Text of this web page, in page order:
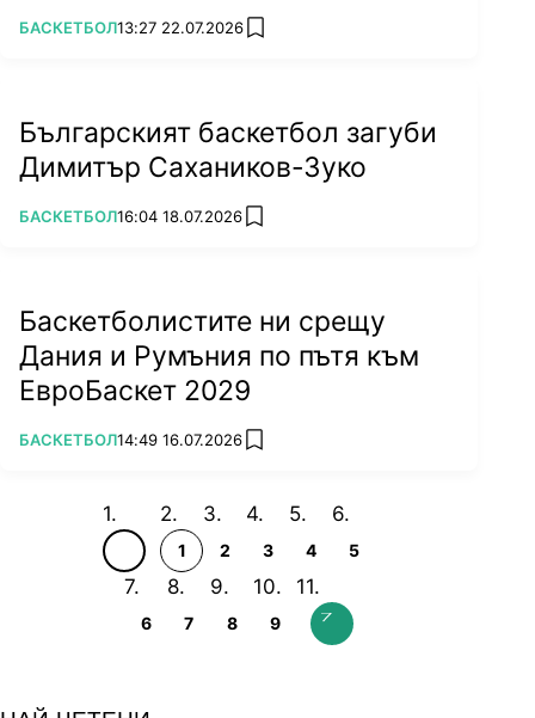
ПОВЕЧЕ ОТ
БАСКЕТБОЛ13:27 22.07.2026 add favorites
Българският баскетбол загуби
Димитър Сахаников-Зуко
ПОВЕЧЕ ОТ
БАСКЕТБОЛ16:04 18.07.2026 add favorites
Баскетболистите ни срещу
Дания и Румъния по пътя към
ЕвроБаскет 2029
ПОВЕЧЕ ОТ
БАСКЕТБОЛ14:49 16.07.2026 add favorites
1 2 3 4 5
6 7 8 9